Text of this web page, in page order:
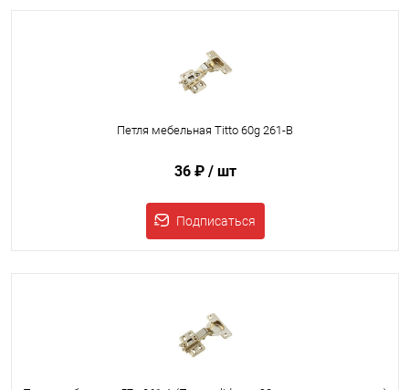
Петля мебельная Titto 60g 261-B
36 ₽ / шт
Подписаться